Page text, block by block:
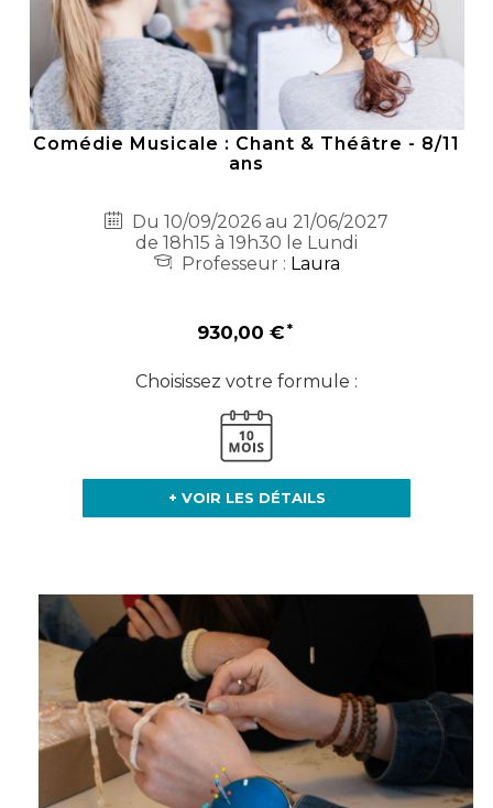
Comédie Musicale : Chant & Théâtre - 8/11
ans
Du 10/09/2026 au 21/06/2027
de 18h15 à 19h30 le Lundi
Professeur : Laura
930,00 €
Choisissez votre formule :
+ VOIR LES DÉTAILS